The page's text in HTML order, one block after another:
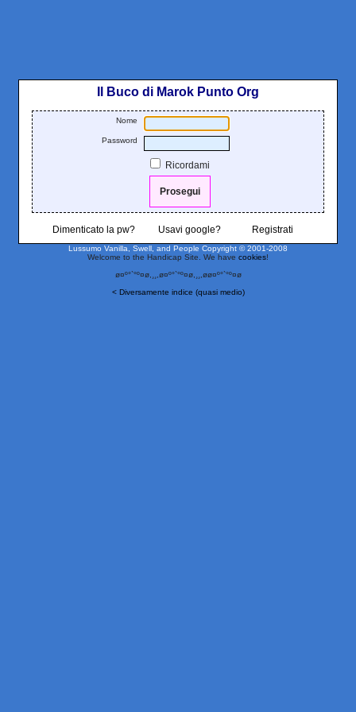
Il Buco di Marok Punto Org
Nome
Password
Ricordami
Dimenticato la pw? Usavi google? Registrati
Lussumo Vanilla, Swell, and People Copyright © 2001-2008
Welcome to the Handicap Site. We have cookies!
ø¤º°`°º¤ø,¸¸,ø¤º°`°º¤ø,¸¸,øø¤º°`°º¤ø
< Diversamente indice (quasi medio)